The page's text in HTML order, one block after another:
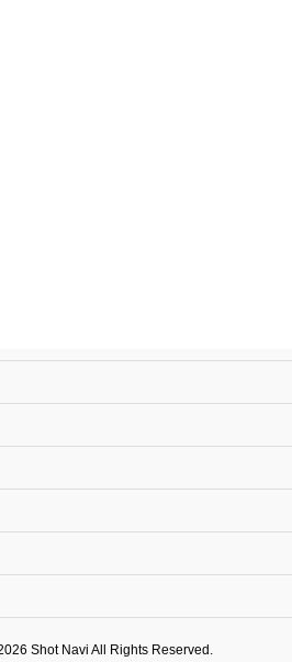
Shot Navi All Rights Reserved.